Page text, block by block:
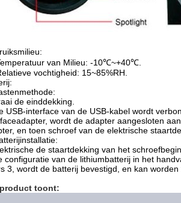
van Milieu: -10℃~+40℃.
vochtigheid: 15~85%RH.
de einddekking.
USB-interface van de USB-kabel wordt
wordt de adapter aangesloten
en toen schroef van de elektrische
de staartdekking van het
configuratie van de lithiumbatterij in het
3, wordt de batterij bevestigd, en kan
toont: